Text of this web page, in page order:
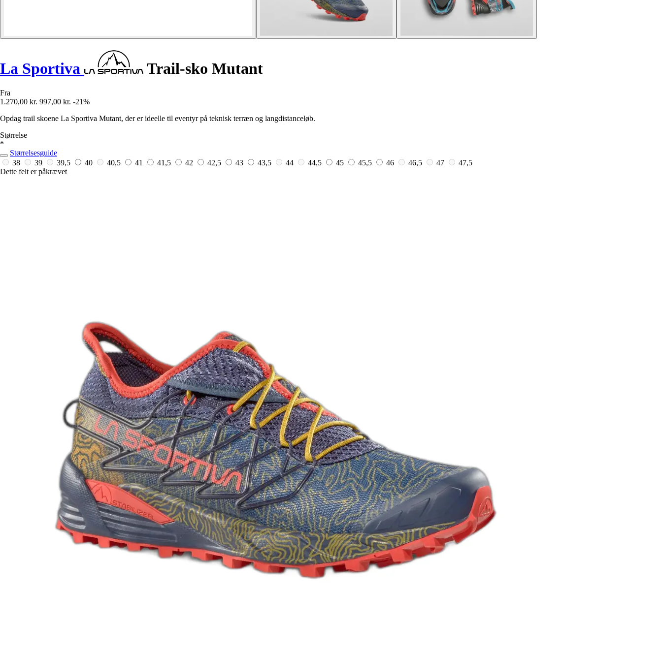
La Sportiva Trail-sko Mutant
Fra
1.270,00 kr. 997,00 kr. -21%
Opdag trail skoene La Sportiva Mutant, der er ideelle til eventyr på teknisk terræn og langdistanceløb.
Størrelse
*
Størrelsesguide
38
39 39,5 40 40,5 41 41,5 42 42,5 43 43,5 44 44,5 45 45,5 46 46,5 47
47,5
Dette felt er påkrævet